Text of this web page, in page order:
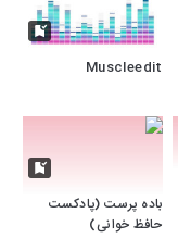
Muscleedit
باده پرست (پادکست
حافظ خوانی)